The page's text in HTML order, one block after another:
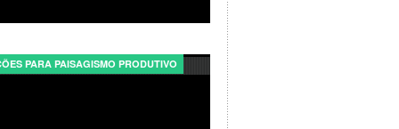
PARA PAISAGISMO PRODUTIVO